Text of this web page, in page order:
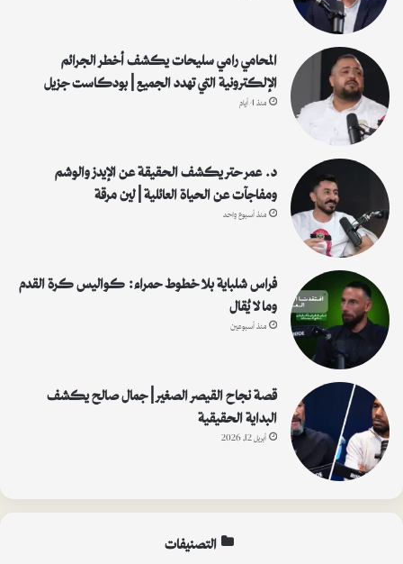
المحامي رامي سليحات يكشف أخطر الجرائم
الإلكترونية التي تهدد الجميع | بودكاست جزيل
منذ 4 أيام
د. عمر حتر يكشف الحقيقة عن الإيدز والوشم
ومفاجآت عن الحياة العائلية | لين مرقة
منذ أسبوع واحد
فراس شلباية بلا خطوط حمراء: كواليس كرة القدم
وما لا يُقال
منذ أسبوعين
قصة نجاح القيصر الصغير | جمال صالح يكشف
البداية الحقيقية
أبريل 12, 2026
التصنيفات